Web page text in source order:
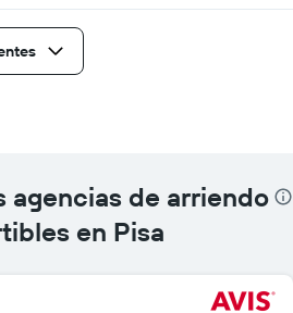
agencias de arriendo
en Pisa